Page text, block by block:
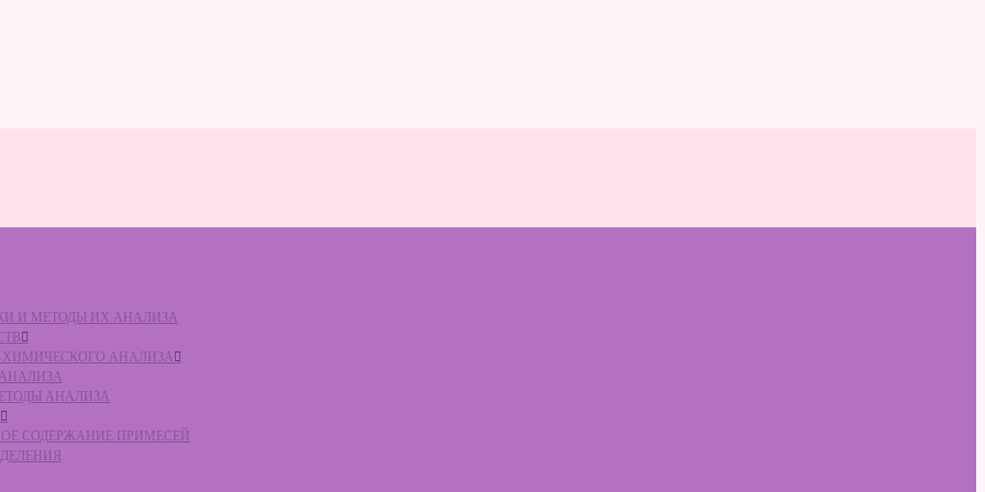
И МЕТОДЫ ИХ АНАЛИЗА
ХИМИЧЕСКОГО АНАЛИЗА
АНАЛИЗА
АНАЛИЗА
СОДЕРЖАНИЕ ПРИМЕСЕЙ